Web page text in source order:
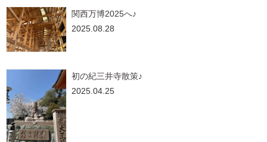
関西万博2025へ♪
2025.08.28
初の紀三井寺散策♪
2025.04.25